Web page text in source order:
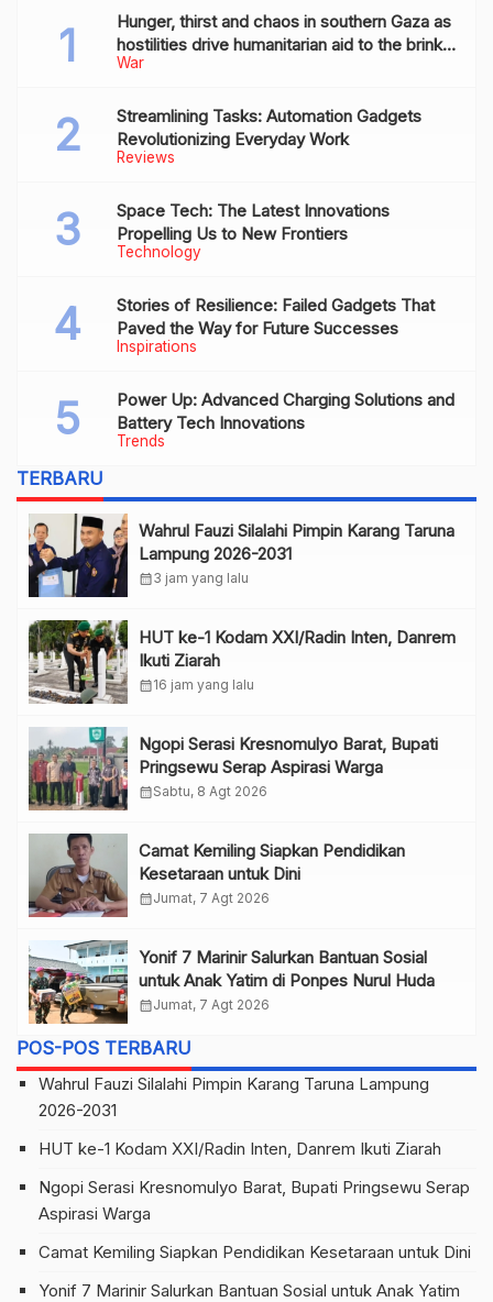
War
Hunger, thirst and chaos in southern Gaza as
hostilities drive humanitarian aid to the brink
of collapse
Reviews
Streamlining Tasks: Automation Gadgets
Revolutionizing Everyday Work
Technology
Space Tech: The Latest Innovations
Propelling Us to New Frontiers
Inspirations
Stories of Resilience: Failed Gadgets That
Paved the Way for Future Successes
Trends
Power Up: Advanced Charging Solutions and
Battery Tech Innovations
TERBARU
Wahrul Fauzi Silalahi Pimpin Karang Taruna
Lampung 2026-2031
calendar_month3 jam yang lalu
HUT ke-1 Kodam XXI/Radin Inten, Danrem
Ikuti Ziarah
calendar_month16 jam yang lalu
Ngopi Serasi Kresnomulyo Barat, Bupati
Pringsewu Serap Aspirasi Warga
calendar_monthSabtu, 8 Agt 2026
Camat Kemiling Siapkan Pendidikan
Kesetaraan untuk Dini
calendar_monthJumat, 7 Agt 2026
Yonif 7 Marinir Salurkan Bantuan Sosial
untuk Anak Yatim di Ponpes Nurul Huda
calendar_monthJumat, 7 Agt 2026
POS-POS TERBARU
Wahrul Fauzi Silalahi Pimpin Karang Taruna Lampung
2026-2031
HUT ke-1 Kodam XXI/Radin Inten, Danrem Ikuti Ziarah
Ngopi Serasi Kresnomulyo Barat, Bupati Pringsewu Serap
Aspirasi Warga
Camat Kemiling Siapkan Pendidikan Kesetaraan untuk Dini
Yonif 7 Marinir Salurkan Bantuan Sosial untuk Anak Yatim